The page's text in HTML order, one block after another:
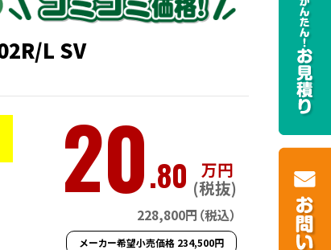
L SV
20.80 万円
(税抜)
228,800円（税込）
メーカー希望小売価格 234,500円